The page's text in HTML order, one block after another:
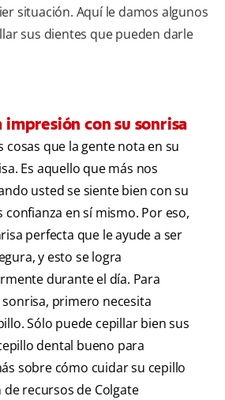
situación. Aquí le damos algunos
sus dientes que pueden darle
impresión con su sonrisa
cosas que la gente nota en su
Es aquello que más nos
usted se siente bien con su
en sí mismo. Por eso,
perfecta que le ayude a ser
y esto se logra
durante el día. Para
primero necesita
Sólo puede cepillar bien sus
dental bueno para
sobre cómo cuidar su cepillo
recursos de Colgate